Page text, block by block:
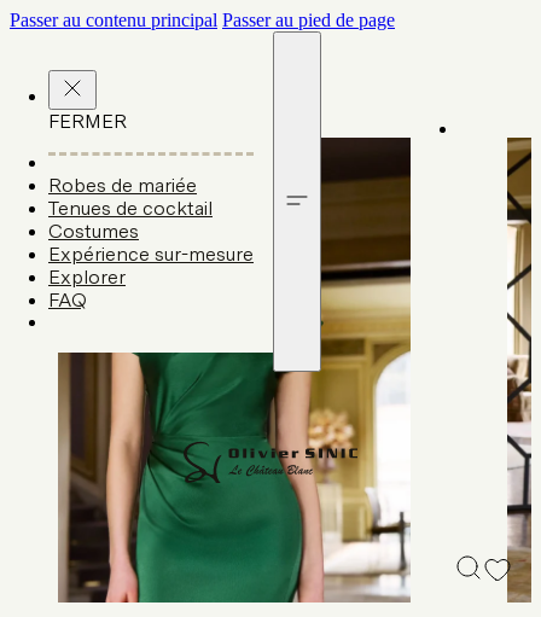
Passer au contenu principal Passer au pied de page
FERMER
Robes de mariée
Tenues de cocktail
Costumes
Expérience sur-mesure
Explorer
FAQ